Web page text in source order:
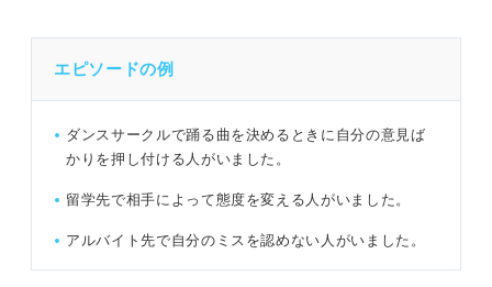
エピソードの例
ダンスサークルで踊る曲を決めるときに自分の意見ば
かりを押し付ける人がいました。
留学先で相手によって態度を変える人がいました。
アルバイト先で自分のミスを認めない人がいました。